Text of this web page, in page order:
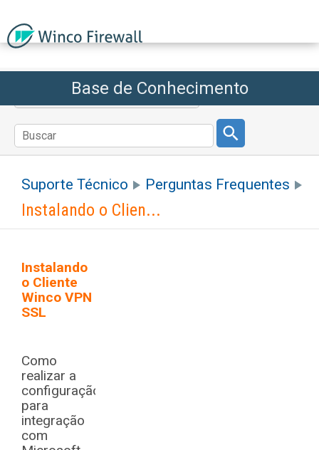
Base de Conhecimento
Voltar ao Winco Firewall
Suporte Técnico Perguntas Frequentes
Instalando o Clien...
Instalando
o Cliente
Winco VPN
SSL
Como
realizar a
configuração
para
integração
com